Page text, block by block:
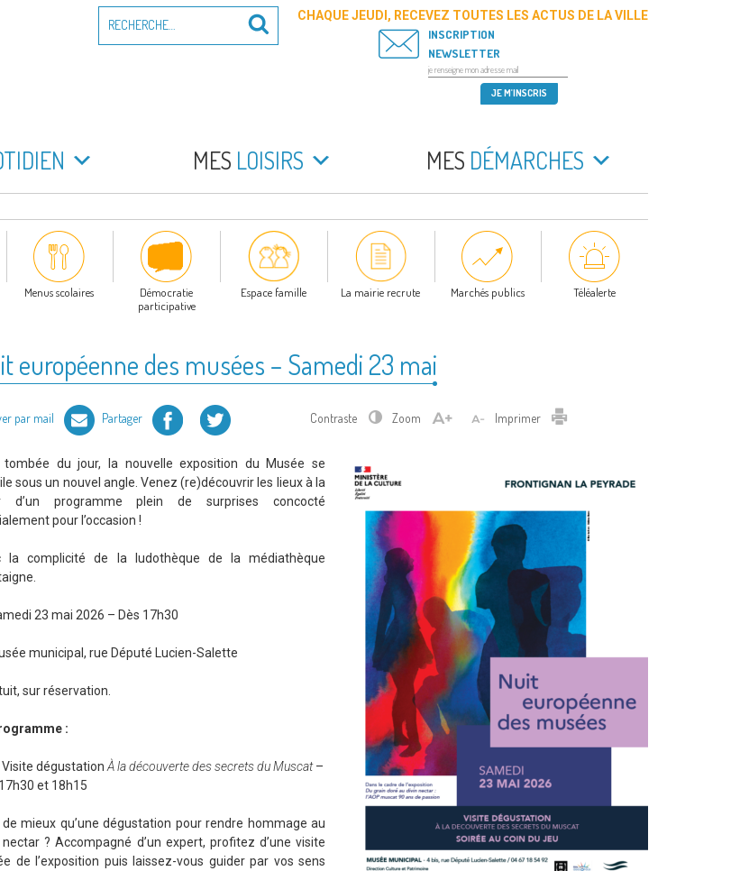
pour
Recherche
CHAQUE JEUDI, RECEVEZ TOUTES LES ACTUS DE LA VILLE
INSCRIPTION
NEWSLETTER
MES LOISIRS MES DÉMARCHES
Menus scolaires
Démocratie
participative
Espace famille La mairie recrute Marchés publics Téléalerte
européenne des musées – Samedi 23 mai
par mail Partager Facebook Twitter Contraste Zoom Imprimer Imprimer
du jour, la nouvelle exposition du Musée se
sous un nouvel angle. Venez (re)découvrir les lieux à la
d’un programme plein de surprises concocté
pour l’occasion !
la complicité de la ludothèque de la médiathèque
23 mai 2026 – Dès 17h30
municipal, rue Député Lucien-Salette
sur réservation.
:
Visite dégustation À la découverte des secrets du Muscat–
et 18h15
de mieux qu’une dégustation pour rendre hommage au
? Accompagné d’un expert, profitez d’une visite
de l’exposition puis laissez-vous guider par vos sens